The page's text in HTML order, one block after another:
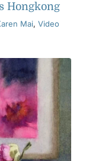
Hongkong
Mai, Video